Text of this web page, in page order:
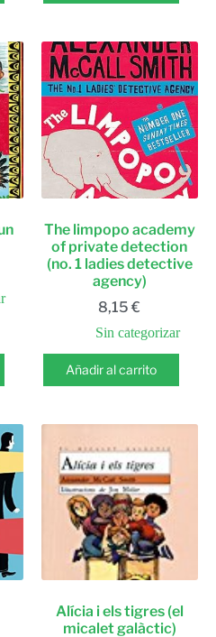
The limpopo academy
of private detection
(no. 1 ladies detective
agency)
8,15€
Sin categorizar
Añadir al carrito
Alícia i els tigres (el
micalet galàctic)